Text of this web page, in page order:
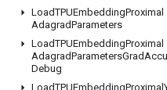
LoadTPUEmbeddingProximal
AdagradParameters
LoadTPUEmbeddingProximal
AdagradParametersGrad
Debug
LoadTPUEmbeddingProximal